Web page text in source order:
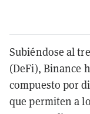
Subiéndose al
(DeFi), Binance
compuesto por
que permiten a